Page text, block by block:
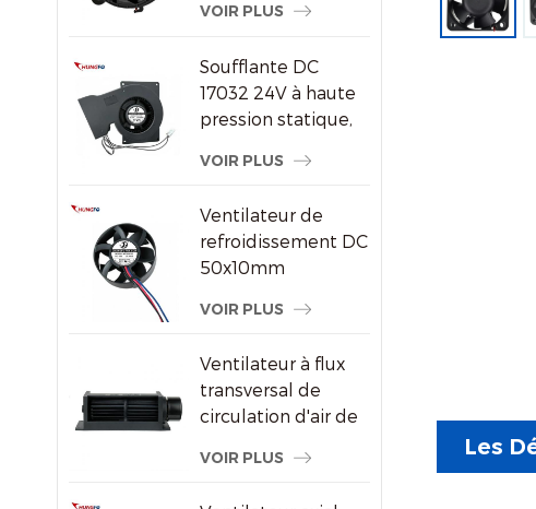
refroidissement
VOIR PLUS
Soufflante DC
17032 24V à haute
pression statique,
refroidissement
VOIR PLUS
Ventilateur de
refroidissement DC
50x10mm
vitesse sans balais
appareils
électroniques
VOIR PLUS
Ventilateur à flux
transversal de
circulation d'air de
économiseur
VOIR PLUS Les